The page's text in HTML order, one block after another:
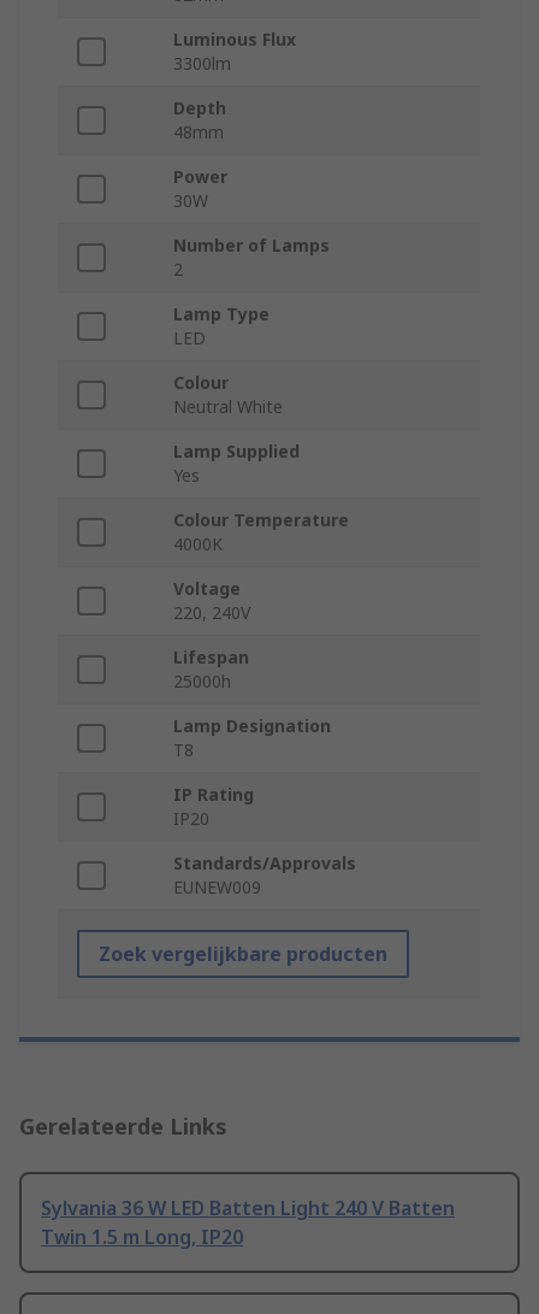
Luminous Flux
3300lm
Depth
48mm
Power
30W
Number of Lamps
2
Lamp Type
LED
Colour
Neutral White
Lamp Supplied
Yes
Colour Temperature
4000K
Voltage
220, 240V
Lifespan
25000h
Lamp Designation
T8
IP Rating
IP20
Standards/Approvals
EUNEW009
Zoek vergelijkbare producten
Gerelateerde Links
Sylvania 36 W LED Batten Light 240 V Batten
Twin 1.5 m Long, IP20